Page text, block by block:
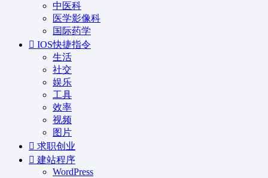
中医科
医学影像科
国际药学
IOS快捷指令
生活
社交
娱乐
工具
效率
视频
图片
求职创业
建站程序
WordPress